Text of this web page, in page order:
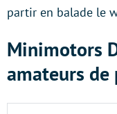
partir en balade le
Minimotors
amateurs de